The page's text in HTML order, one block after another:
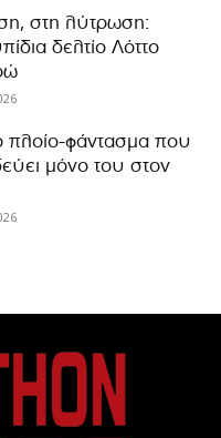
στη λύτρωση:
δελτίο Λόττο
πλοίο-φάντασμα που
μόνο του στον